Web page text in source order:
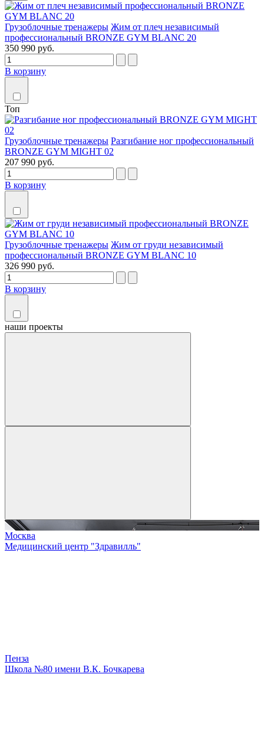
Грузоблочные тренажеры Жим от плеч независимый
профессиональный BRONZE GYM BLANC 20
350 990 руб.
В корзину
Топ
Грузоблочные тренажеры Разгибание ног профессиональный
BRONZE GYM MIGHT 02
207 990 руб.
В корзину
Грузоблочные тренажеры Жим от груди независимый
профессиональный BRONZE GYM BLANC 10
326 990 руб.
В корзину
наши проекты
Москва
Медицинский центр "Здравилль"
Пенза
Школа №80 имени В.К. Бочкарева